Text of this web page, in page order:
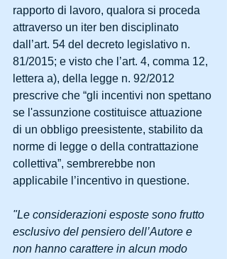
rapporto di lavoro, qualora si proceda
attraverso un iter ben disciplinato
dall’art. 54 del decreto legislativo n.
81/2015; e visto che l’art. 4, comma 12,
lettera a), della legge n. 92/2012
prescrive che “gli incentivi non spettano
se l'assunzione costituisce attuazione
di un obbligo preesistente, stabilito da
norme di legge o della contrattazione
collettiva”, sembrerebbe non
applicabile l’incentivo in questione.
"Le considerazioni esposte sono frutto
esclusivo del pensiero dell’Autore e
non hanno carattere in alcun modo